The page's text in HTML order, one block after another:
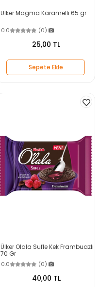
Ülker Magma Karamelli 65 gr
0.0 (0)
25,00 TL
Sepete Ekle
Ülker Olala Sufle Kek Frambuazlı
70 Gr
0.0 (0)
40,00 TL